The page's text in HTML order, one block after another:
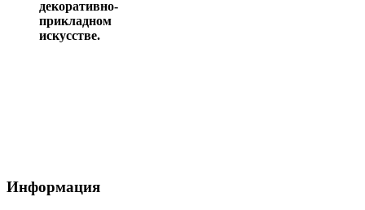
декоративно-
прикладном
искусстве.
Информация